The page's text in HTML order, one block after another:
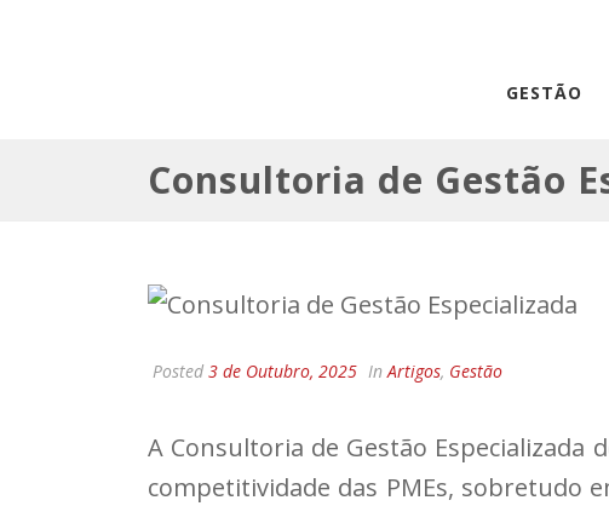
GESTÃO
Consultoria de Gestão
Posted 3 de Outubro, 2025 InArtigos, Gestão
A Consultoria de Gestão
competitividade das PMEs, sobretudo